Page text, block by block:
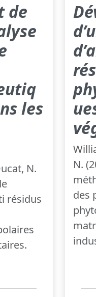
de
les
N.
résidus
N.
des